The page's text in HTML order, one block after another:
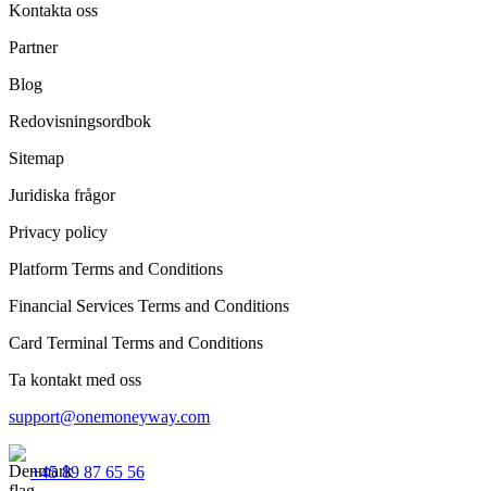
Kontakta oss
Partner
Blog
Redovisningsordbok
Sitemap
Juridiska frågor
Privacy policy
Platform Terms and Conditions
Financial Services Terms and Conditions
Card Terminal Terms and Conditions
Ta kontakt med oss
support@onemoneyway.com
+45 89 87 65 56